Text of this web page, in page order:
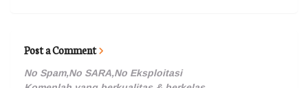
Post a Comment
No Spam,No SARA,No Eksploitasi